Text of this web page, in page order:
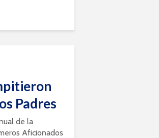
Padres
de la
Aficionados